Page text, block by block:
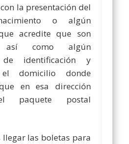
la presentación del
o algún
acredite que son
así como algún
de identificación y
el domicilio donde
en esa dirección
paquete postal
llegar las boletas para